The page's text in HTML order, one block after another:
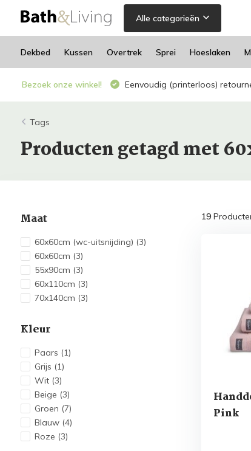
Alle categorieën
Dekbed Kussen Overtrek Sprei Hoeslaken
Bezoek onze winkel! Eenvoudig (printerloos)
Tags
Producten getagd met
Maat
60x60cm (wc-uitsnijding) (3)
60x60cm (3)
55x90cm (3)
60x110cm (3)
70x140cm (3)
Kleur
Paars (1)
Grijs (1)
Wit (3)
Beige (3)
Groen (7)
Blauw (4)
Roze (3)
19
Pink